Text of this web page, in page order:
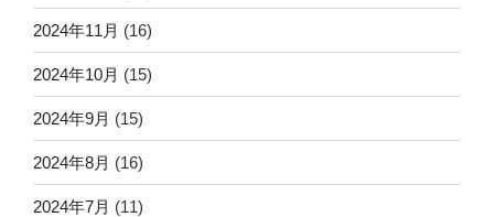
2024年11月 (16)
2024年10月 (15)
2024年9月 (15)
2024年8月 (16)
2024年7月 (11)